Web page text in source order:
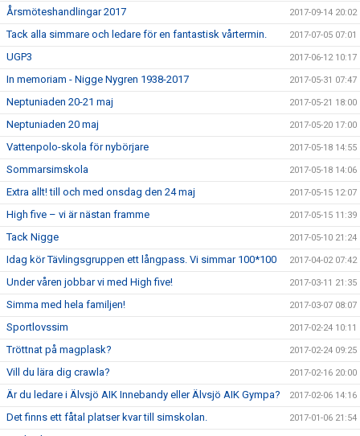
Årsmöteshandlingar 2017 2017-09-14 20:02
Tack alla simmare och ledare för en fantastisk vårtermin. 2017-07-05 07:01
UGP3 2017-06-12 10:17
In memoriam - Nigge Nygren 1938-2017 2017-05-31 07:47
Neptuniaden 20-21 maj 2017-05-21 18:00
Neptuniaden 20 maj 2017-05-20 17:00
Vattenpolo-skola för nybörjare 2017-05-18 14:55
Sommarsimskola 2017-05-18 14:06
Extra allt! till och med onsdag den 24 maj 2017-05-15 12:07
High five – vi är nästan framme 2017-05-15 11:39
Tack Nigge 2017-05-10 21:24
Idag kör Tävlingsgruppen ett långpass. Vi simmar 100*100 2017-04-02 07:42
Under våren jobbar vi med High five! 2017-03-11 21:35
Simma med hela familjen! 2017-03-07 08:07
Sportlovssim 2017-02-24 10:11
Tröttnat på magplask? 2017-02-24 09:25
Vill du lära dig crawla? 2017-02-16 20:00
Är du ledare i Älvsjö AIK Innebandy eller Älvsjö AIK Gympa? 2017-02-06 14:16
Det finns ett fåtal platser kvar till simskolan. 2017-01-06 21:54